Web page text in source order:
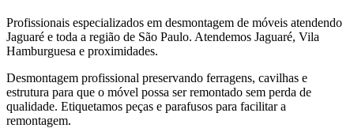
Profissionais especializados em desmontagem de móveis atendendo
Jaguaré e toda a região de São Paulo. Atendemos Jaguaré, Vila
Hamburguesa e proximidades.
Desmontagem profissional preservando ferragens, cavilhas e
estrutura para que o móvel possa ser remontado sem perda de
qualidade. Etiquetamos peças e parafusos para facilitar a
remontagem.